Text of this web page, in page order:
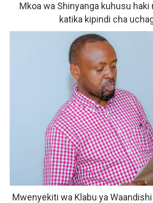
Mkoa wa Shinyanga kuhusu haki
katika kipindi cha
Mwenyekiti wa Klabu ya